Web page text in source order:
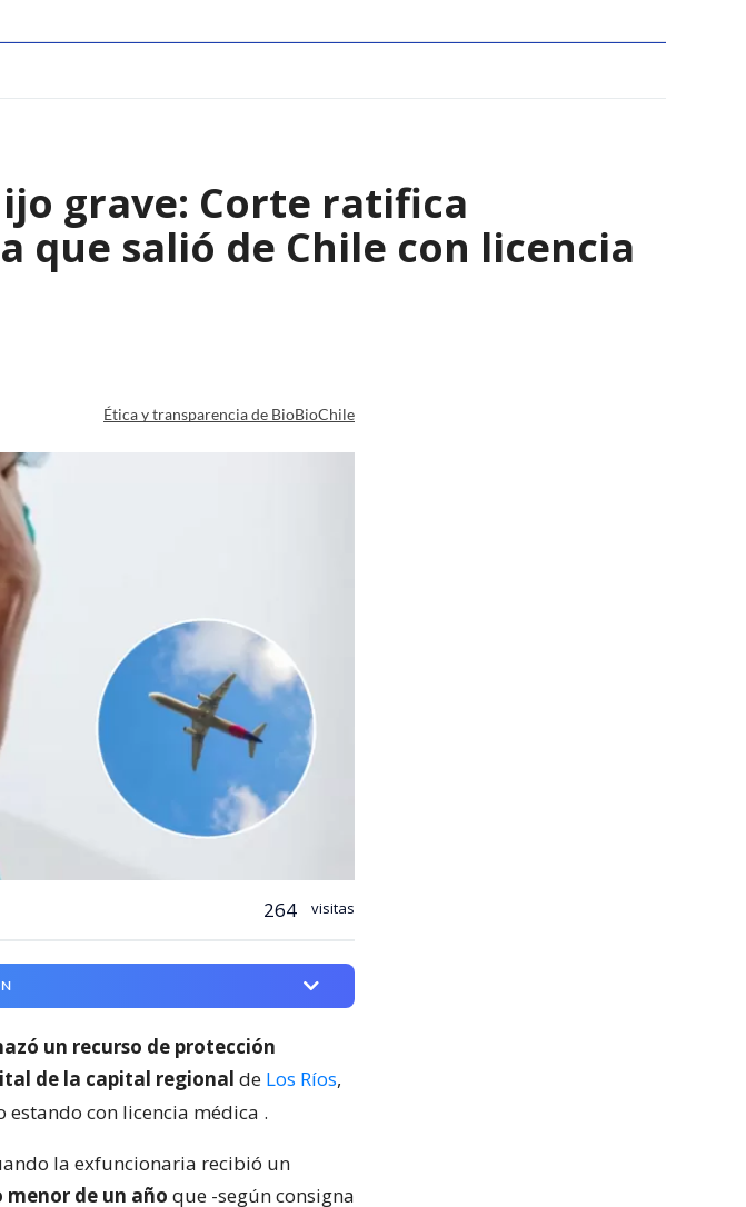
grave: Corte ratifica
que salió de Chile con licencia
Ética y transparencia de BioBioChile
264 visitas
un recurso de protección
de la capital regional de Los Ríos,
con licencia médica .
la exfuncionaria recibió un
menor de un año que -según consigna